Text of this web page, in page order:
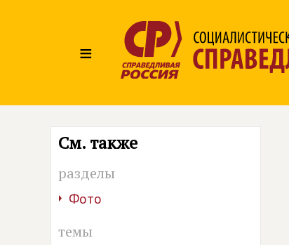
≡
См. также
разделы
Фото
темы